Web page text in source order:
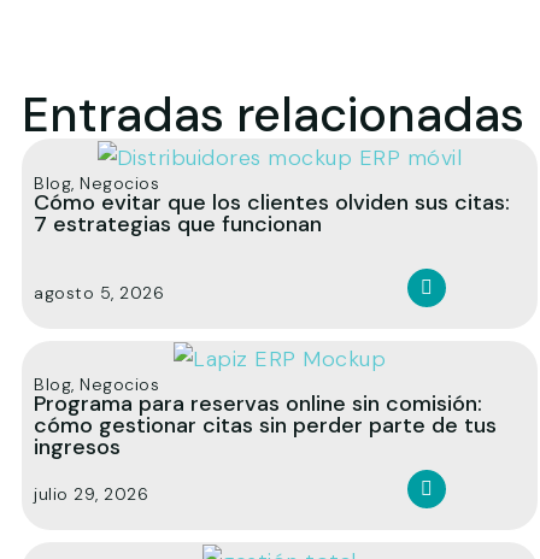
Entradas relacionadas
Blog, Negocios
Cómo evitar que los clientes olviden sus citas:
7 estrategias que funcionan
agosto 5, 2026
Blog, Negocios
Programa para reservas online sin comisión:
cómo gestionar citas sin perder parte de tus
ingresos
julio 29, 2026